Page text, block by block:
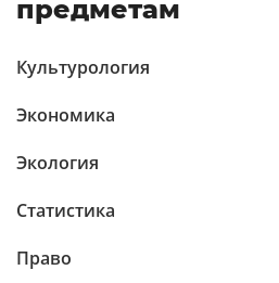
предметам
Культурология
Экономика
Экология
Статистика
Право